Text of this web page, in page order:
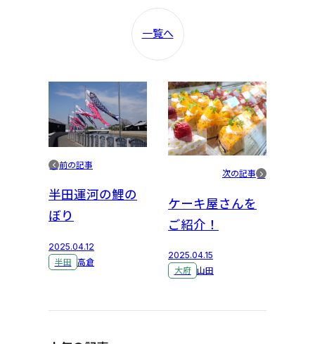
前の記事
半田運河の鯉の
ぼり
2025.04.12
半田 高倉
一覧へ
次の記事
ケーキ屋さんを
ご紹介！
2025.04.15
大府 山田